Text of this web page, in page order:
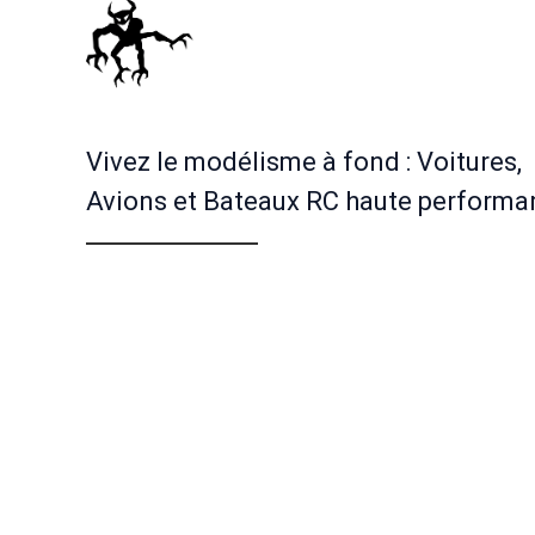
Vivez le modélisme à fond : Voitures,
Avions et Bateaux RC haute